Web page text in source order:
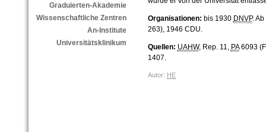
Graduierten-Akademie
Wissenschaftliche Zentren
An-Institute
Universitätsklinikum
Organisationen: bis 1930 DNVP.
263), 1946 CDU.
Quellen: UAHW, Rep. 11, PA6093
1407.
Autor: HE